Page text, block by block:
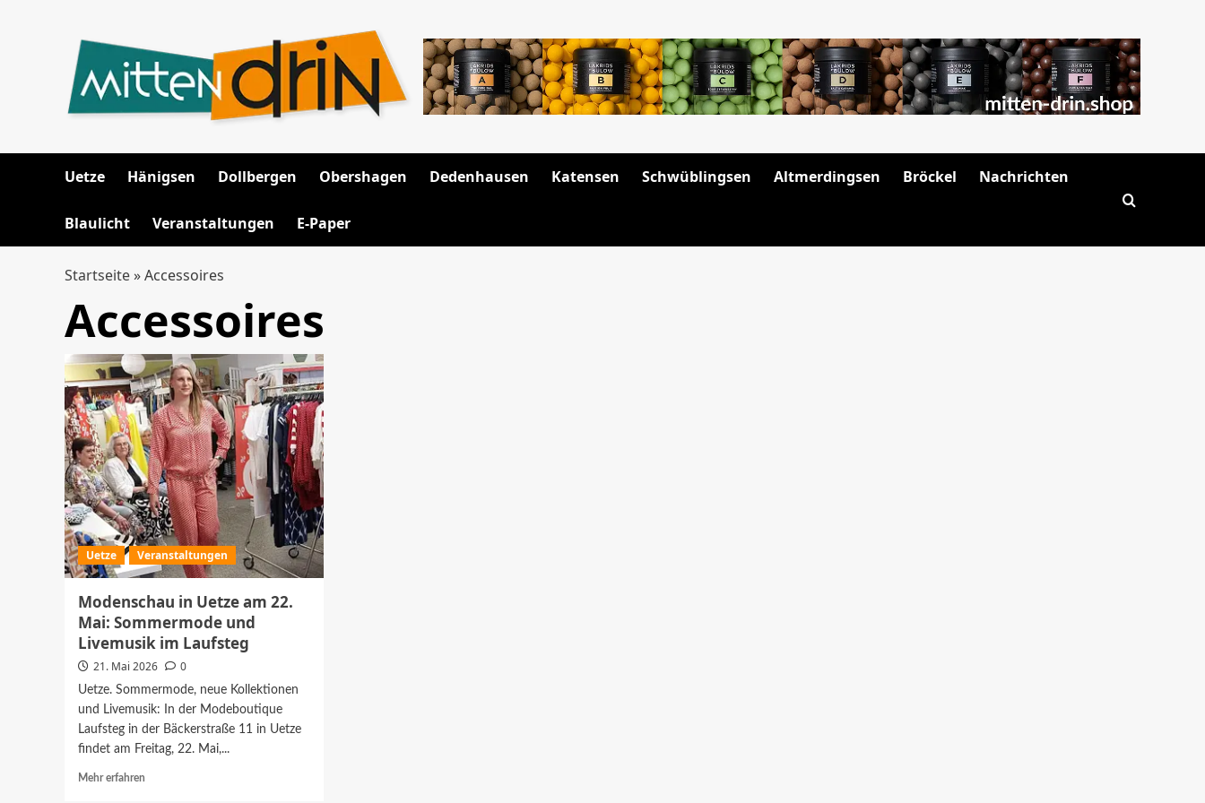
Uetze Hänigsen Dollbergen Obershagen Dedenhausen Katensen Schwüblingsen Altmerdingsen Bröckel Nachrichten
Blaulicht Veranstaltungen E-Paper
Startseite»Accessoires
Accessoires
Uetze Veranstaltungen
Modenschau in Uetze am 22.
Mai: Sommermode und
Livemusik im Laufsteg
21. Mai 2026 0
Uetze. Sommermode, neue Kollektionen
und Livemusik: In der Modeboutique
Laufsteg in der Bäckerstraße 11 in Uetze
findet am Freitag, 22. Mai,...
Mehr erfahren